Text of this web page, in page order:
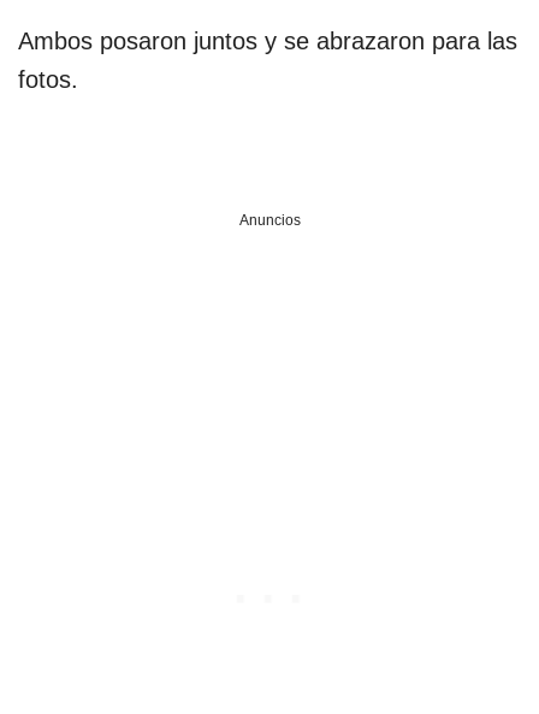
Ambos posaron juntos y se abrazaron para las
fotos.
Anuncios